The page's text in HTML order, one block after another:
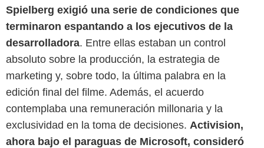
Spielberg exigió una serie de condiciones que
terminaron espantando a los ejecutivos de la
desarrolladora. Entre ellas estaban un control
absoluto sobre la producción, la estrategia de
marketing y, sobre todo, la última palabra en la
edición final del filme. Además, el acuerdo
contemplaba una remuneración millonaria y la
exclusividad en la toma de decisiones. Activision,
ahora bajo el paraguas de Microsoft, consideró